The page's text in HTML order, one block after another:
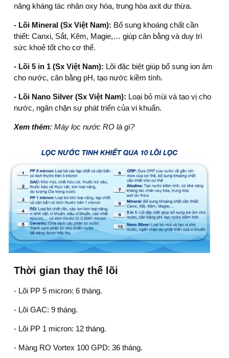
năng kháng tác nhân oxy hóa, trung hòa axit dư thừa.
- Lõi Mineral (Sx Việt Nam): Bổ sung khoáng chất cần
thiết: Canxi, Sắt, Kẽm, Magie,… giúp cân bằng và duy trì
sức khoẻ tốt cho cơ thể.
- Lõi 5 in 1 (Sx Việt Nam): Lõi đặc biệt giúp bổ sung ion âm
cho nước, cân bằng pH, tạo nước kiềm tính.
- Lõi Nano Silver (Sx Việt Nam): Loại bỏ mùi và tạo vị cho
nước, ngăn chặn sự phát triển của vi khuẩn.
Xem thêm: Máy lọc nước RO là gì?
Thời gian thay thế lõi
- Lõi PP 5 micron: 6 tháng.
- Lõi GAC: 9 tháng.
- Lõi PP 1 micron: 12 tháng.
- Màng RO Vortex 100 GPD: 36 tháng.